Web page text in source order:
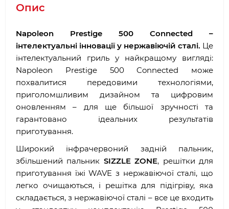
Опис
Napoleon Prestige 500 Connected –
інтелектуальні інновації у нержавіючій сталі. Це
інтелектуальний гриль у найкращому вигляді:
Napoleon Prestige 500 Connected може
похвалитися передовими технологіями,
приголомшливим дизайном та цифровим
оновленням – для ще більшої зручності та
гарантовано ідеальних результатів
приготування.
Широкий інфрачервоний задній пальник,
збільшений пальник SIZZLE ZONE, решітки для
приготування їжі WAVE з нержавіючої сталі, що
легко очищаються, і решітка для підігріву, яка
складається, з нержавіючої сталі – все це входить